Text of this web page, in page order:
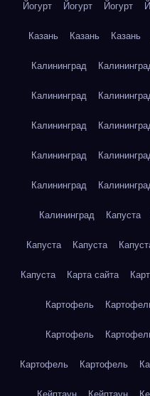
Йогурт Йогурт Йогурт
Казань Казань Казань
Калининград
Калининград
Калининград
Калининград
Калининград
Калининград Капуста
Капуста Капуста
Капуста Карта сайта
Картофель
Картофель
Картофель Картофель